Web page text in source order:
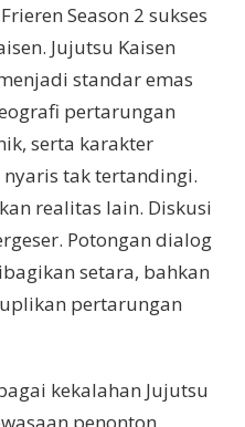
Season 2 sukses
Jujutsu Kaisen
standar emas
pertarungan
serta karakter
tak tertandingi.
realitas lain. Diskusi
Potongan dialog
setara, bahkan
pertarungan
kekalahan Jujutsu
penonton.